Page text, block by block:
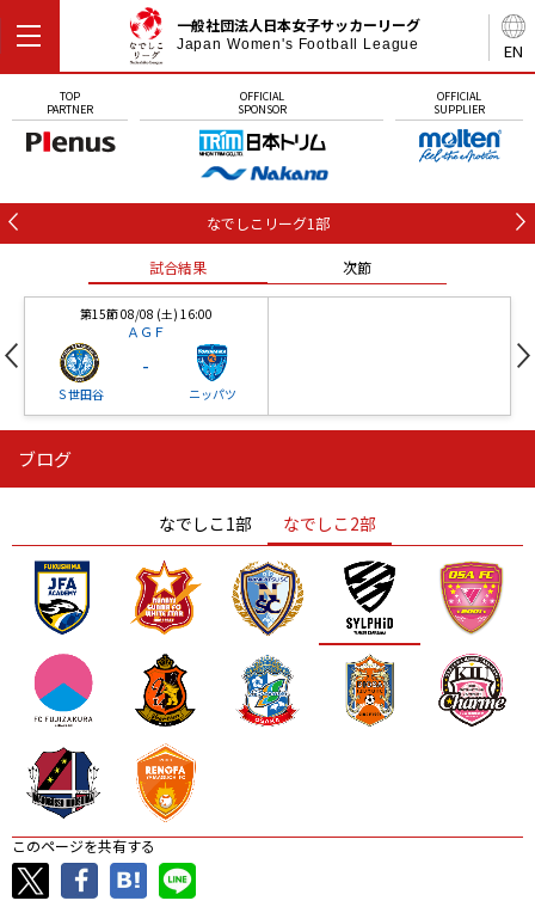
EN
一般社団法人日本女子サッカーリーグ
Japan Women's Football League
TOP
PARTNER
OFFICIAL
SPONSOR
OFFICIAL
SUPPLIER
なでしこリーグ1部
試合結果 次節
第15節 08/08 (土) 16:00
ＡＧＦ
Ｓ世田谷
-
ニッパツ
ニッパツ
ニッパツ 名古屋
石人の星
静岡 愛媛Ｌ
ブログ
なでしこ1部 なでしこ2部
このページを共有する